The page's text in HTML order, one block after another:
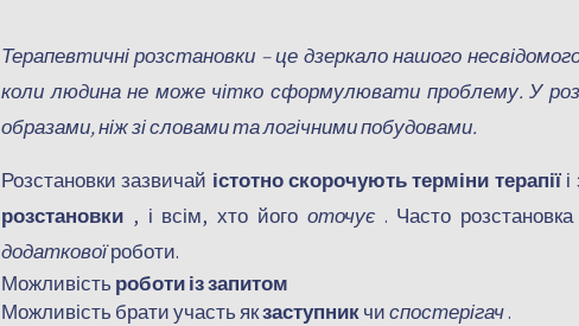
Терапевтичні розстановки – це дзеркало нашого
коли людина не може чітко сформулювати проблему. У
образами, ніж зі словами та логічними побудовами.
Розстановки зазвичай істотно скорочують терміни терапіїі
розстановки , і всім, хто його оточує. Часто розстановка
додатковоїроботи.
Можливість роботи із запитом
Можливість брати участь якзаступникчиспостерігач.